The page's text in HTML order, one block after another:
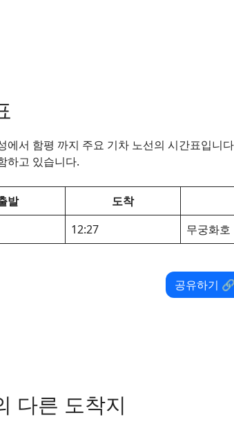
에서 함평 까지 주요 기차 노선의 시간표입니
하고 있습니다.
발 도착
12:27 무궁화호
공유하기 🔗
다른 도착지